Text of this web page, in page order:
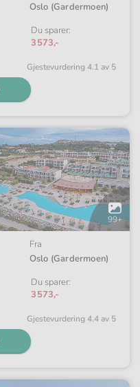
Oslo (Gardermoen)
Du sparer:
3573,-
Gjeste­vurdering 4.1 av 5
Åpne
galleriet
99+
Fra
Oslo (Gardermoen)
Du sparer:
3573,-
Gjeste­vurdering 4.4 av 5